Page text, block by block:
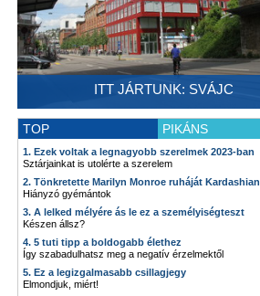
ITT JÁRTUNK: SVÁJC
TOP PIKÁNS
1. Ezek voltak a legnagyobb szerelmek 2023-ban
Sztárjainkat is utolérte a szerelem
2. Tönkretette Marilyn Monroe ruháját Kardashian
Hiányzó gyémántok
3. A lelked mélyére ás le ez a személyiségteszt
Készen állsz?
4. 5 tuti tipp a boldogabb élethez
Így szabadulhatsz meg a negatív érzelmektől
5. Ez a legizgalmasabb csillagjegy
Elmondjuk, miért!